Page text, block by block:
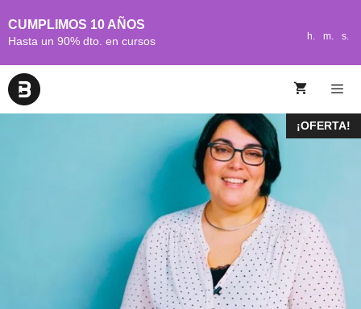
CUMPLIMOS 10 AÑOS
Hasta un 90% dto. en cursos h. m. s.
¡OFERTA!